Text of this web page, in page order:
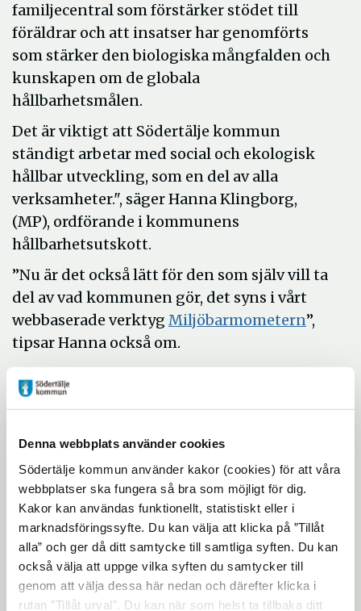
Denna webbplats använder cookies
Södertälje kommun använder kakor (cookies) för att våra
webbplatser ska fungera så bra som möjligt för dig.
Kakor kan användas funktionellt, statistiskt eller i
marknadsföringssyfte. Du kan välja att klicka på ”Tillåt
alla” och ger då ditt samtycke till samtliga syften. Du kan
också välja att uppge vilka syften du samtycker till
genom att välja dessa här nedan och därefter klicka i
rutan ”Tillåt urval”. Du kan när som helst ta tillbaka ditt
familjecentral som förstärker stödet till
föräldrar och att insatser har genomförts
som stärker den biologiska mångfalden och
kunskapen om de globala
hållbarhetsmålen.
Det är viktigt att Södertälje kommun
ständigt arbetar med social och ekologisk
hållbar utveckling, som en del av alla
verksamheter.", säger Hanna Klingborg,
(MP), ordförande i kommunens
hållbarhetsutskott.
”Nu är det också lätt för den som själv vill ta
del av vad kommunen gör, det syns i vårt
webbaserade verktyg MiljöbarmometernÖppna
nytt
”,
tipsar Hanna också om.
Om uppföljningen av social
hållbarhet
pågår ett aktivt arbete med att uppnå
samtliga av målen i folkhälsostrategin. Det
pågår också ett aktivt arbete med att
genomföra aktiviteterna i
handlingsplanerna.
Några positiva resultat är:
- att andelen barn i kommunen med låg